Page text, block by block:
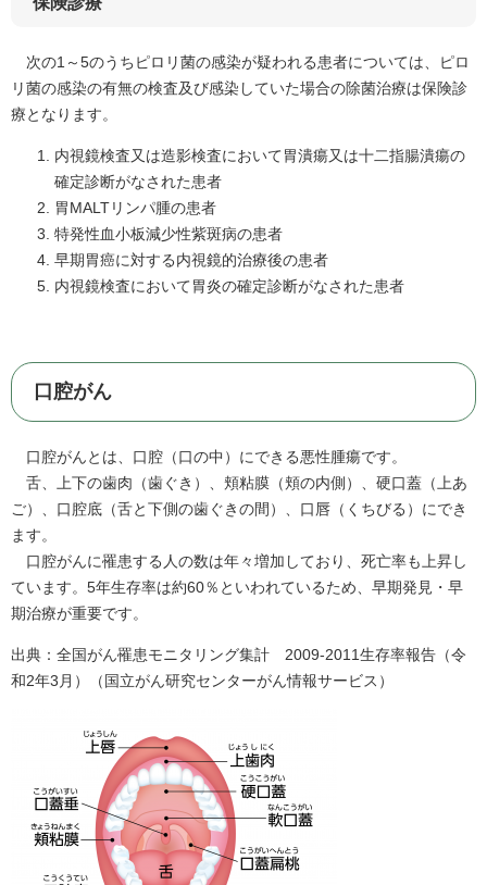
次の1～5のうちピロリ菌の感染が疑われる患者については、ピロ
リ菌の感染の有無の検査及び感染していた場合の除菌治療は保険診
療となります。
内視鏡検査又は造影検査において胃潰瘍又は十二指腸潰瘍の
確定診断がなされた患者
胃MALTリンパ腫の患者
特発性血小板減少性紫斑病の患者
早期胃癌に対する内視鏡的治療後の患者
内視鏡検査において胃炎の確定診断がなされた患者
口腔がん
口腔がんとは、口腔（口の中）にできる悪性腫瘍です。
舌、上下の歯肉（歯ぐき）、頬粘膜（頬の内側）、硬口蓋（上あ
ご）、口腔底（舌と下側の歯ぐきの間）、口唇（くちびる）にでき
ます。
口腔がんに罹患する人の数は年々増加しており、死亡率も上昇し
ています。5年生存率は約60％といわれているため、早期発見・早
期治療が重要です。
出典：全国がん罹患モニタリング集計 2009-2011生存率報告（令
和2年3月）（国立がん研究センターがん情報サービス）